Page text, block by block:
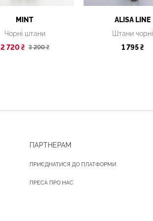
MINT
Чорні штани
2 720 ₴ 3 200 ₴
ALISA LINE
Штани чорні
1 795 ₴
ПАРТНЕРАМ
ПРИЄДНАТИСЯ ДО ПЛАТФОРМИ
ПРЕСА ПРО НАС